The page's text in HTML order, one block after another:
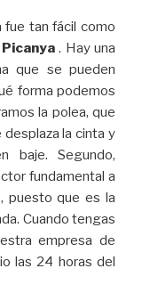
fue tan fácil como
. Hay una
que se pueden
forma podemos
la polea, que
la cinta y
baje. Segundo,
fundamental a
puesto que es la
Cuando tengas
empresa de
las 24 horas del